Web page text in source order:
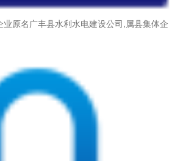
原名广丰县水利水电建设公司,属县集体企